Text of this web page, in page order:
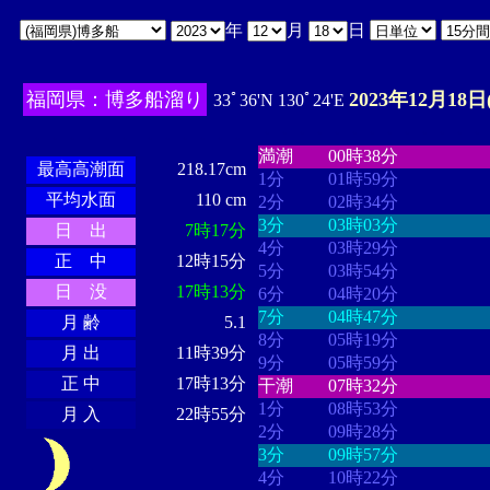
年 月 日
福岡県：博多船溜り 33ﾟ36'N 130ﾟ24'E 2023年12月18
最高高潮面
218.17cm
平均水面
110 cm
日 出
7時17分
正 中
12時15分
日 没
17時13分
月 齢
5.1
月 出
11時39分
正 中
17時13分
月 入
22時55分
満潮
00時38分
1分
01時59分
2分
02時34分
3分
03時03分
4分
03時29分
5分
03時54分
6分
04時20分
7分
04時47分
8分
05時19分
9分
05時59分
干潮
07時32分
1分
08時53分
2分
09時28分
3分
09時57分
4分
10時22分